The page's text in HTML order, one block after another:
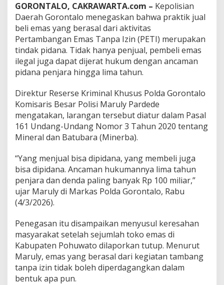
d
a
r
i
T
a
m
b
a
n
g
I
l
e
g
a
T
e
r
n
m
5
a
h
u
GORONTALO, CAKRAWARTA.com – Kepolisian
Daerah Gorontalo menegaskan bahwa praktik jual
beli emas yang berasal dari aktivitas
Pertambangan Emas Tanpa Izin (PETI) merupakan
tindak pidana. Tidak hanya penjual, pembeli emas
ilegal juga dapat dijerat hukum dengan ancaman
pidana penjara hingga lima tahun.
Direktur Reserse Kriminal Khusus Polda Gorontalo
Komisaris Besar Polisi Maruly Pardede
mengatakan, larangan tersebut diatur dalam Pasal
161 Undang-Undang Nomor 3 Tahun 2020 tentang
Mineral dan Batubara (Minerba).
“Yang menjual bisa dipidana, yang membeli juga
bisa dipidana. Ancaman hukumannya lima tahun
penjara dan denda paling banyak Rp 100 miliar,”
ujar Maruly di Markas Polda Gorontalo, Rabu
(4/3/2026).
Penegasan itu disampaikan menyusul keresahan
masyarakat setelah sejumlah toko emas di
Kabupaten Pohuwato dilaporkan tutup. Menurut
Maruly, emas yang berasal dari kegiatan tambang
tanpa izin tidak boleh diperdagangkan dalam
bentuk apa pun.